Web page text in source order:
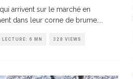
arrivent sur le marché en
dans leur corne de brume.
LECTURE: 6 MN 328 VIEWS